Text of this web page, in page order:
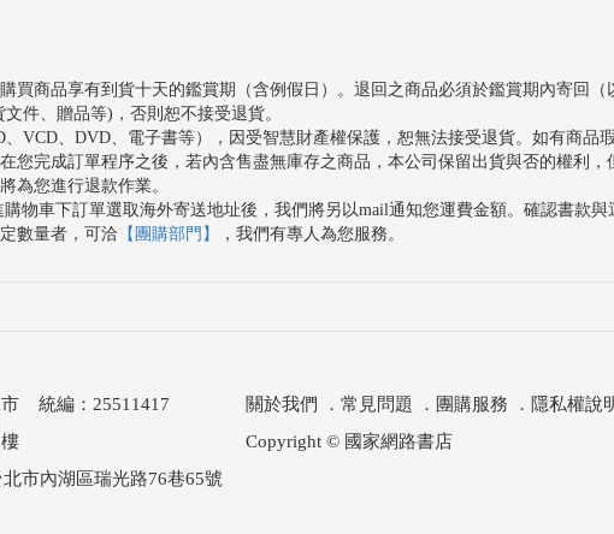
買商品享有到貨十天的鑑賞期（含例假日）。退回之商品必須於鑑賞期內寄回
件、贈品等)，否則恕不接受退貨。
VCD、DVD、電子書等），因受智慧財產權保護，恕無法接受退貨。如有商品
您完成訂單程序之後，若內含售盡無庫存之商品，本公司保留出貨與否的權利
為您進行退款作業。
物車下訂單選取海外寄送地址後，我們將另以mail通知您運費金額。確認書款
數量者，可洽 【團購部門】 ，我們有專人為您服務。
市 統編：25511417
關於我們 ． 常見問題 ． 團購服務 ． 隱私權說
Copyright © 國家網路書店
市內湖區瑞光路76巷65號